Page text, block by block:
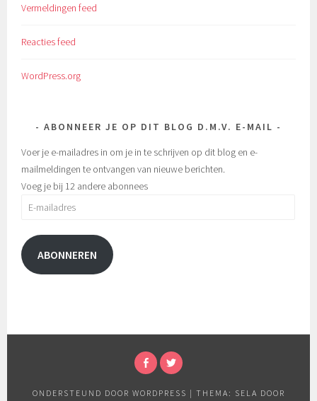
Vermeldingen feed
Reacties feed
WordPress.org
ABONNEER JE OP DIT BLOG D.M.V. E-MAIL
Voer je e-mailadres in om je in te schrijven op dit blog en e-
mailmeldingen te ontvangen van nieuwe berichten.
Voeg je bij 12 andere abonnees
ABONNEREN
ONDERSTEUND DOOR WORDPRESS | THEMA: SELA DOOR